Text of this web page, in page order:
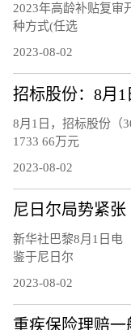
2023年高龄补贴复审
种方式(任选
2023-08-02
8月1日，招标股份（
1733 66万元
2023-08-02
尼日尔局势紧
新华社巴黎8月1日电
鉴于尼日尔
2023-08-02
重疾保险理赔一